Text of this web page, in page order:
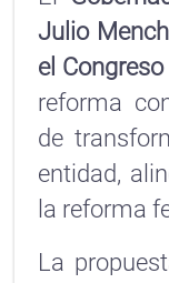
Julio
el
reforma
de
entidad,
la reforma
La